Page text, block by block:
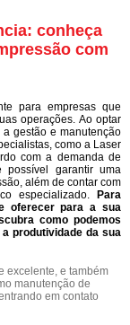
conheça
com
para empresas que
operações. Ao optar
gestão e manutenção
como a Laser
com a demanda de
possível garantir uma
além de contar com
especializado. Para
oferecer para a sua
como podemos
produtividade da sua
excelente, e também
manutenção de
em contato